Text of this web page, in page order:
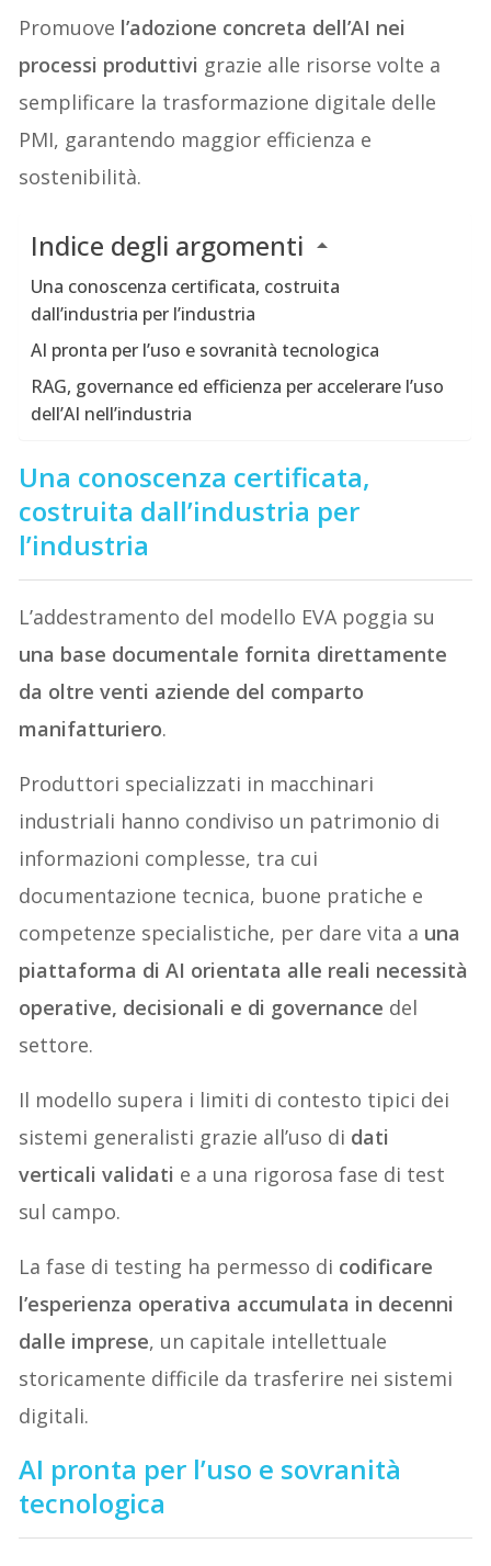
Promuove l’adozione concreta dell’AI nei
processi produttivi grazie alle risorse volte a
semplificare la trasformazione digitale delle
PMI, garantendo maggior efficienza e
sostenibilità.
Indice degli argomenti
Una conoscenza certificata, costruita
dall’industria per l’industria
AI pronta per l’uso e sovranità tecnologica
RAG, governance ed efficienza per accelerare l’uso
dell’AI nell’industria
Una conoscenza certificata,
costruita dall’industria per
l’industria
L’addestramento del modello EVA poggia su
una base documentale fornita direttamente
da oltre venti aziende del comparto
manifatturiero.
Produttori specializzati in macchinari
industriali hanno condiviso un patrimonio di
informazioni complesse, tra cui
documentazione tecnica, buone pratiche e
competenze specialistiche, per dare vita a una
piattaforma di AI orientata alle reali necessità
operative, decisionali e di governance del
settore.
Il modello supera i limiti di contesto tipici dei
sistemi generalisti grazie all’uso di dati
verticali validati e a una rigorosa fase di test
sul campo.
La fase di testing ha permesso di codificare
l’esperienza operativa accumulata in decenni
dalle imprese, un capitale intellettuale
storicamente difficile da trasferire nei sistemi
digitali.
AI pronta per l’uso e sovranità
tecnologica